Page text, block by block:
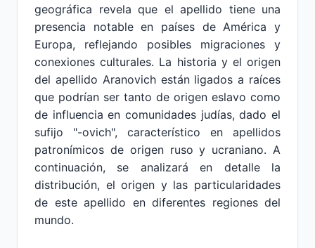
geográfica revela que el apellido tiene una
presencia notable en países de América y
Europa, reflejando posibles migraciones y
conexiones culturales. La historia y el origen
del apellido Aranovich están ligados a raíces
que podrían ser tanto de origen eslavo como
de influencia en comunidades judías, dado el
sufijo "-ovich", característico en apellidos
patronímicos de origen ruso y ucraniano. A
continuación, se analizará en detalle la
distribución, el origen y las particularidades
de este apellido en diferentes regiones del
mundo.